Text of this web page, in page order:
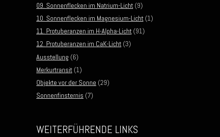
09. Sonnenflecken im Natrium-Licht (9)
10. Sonnenflecken im Magnesium-Licht (1)
11. Protuberanzen im H-Alpha-Licht (91)
12. Protuberanzen im CaK-Licht (3)
Ausstellung (6)
Merkurtransit (1)
Objekte vor der Sonne (29)
Sonnenfinsternis (7)
WEITERFÜHRENDE LINKS